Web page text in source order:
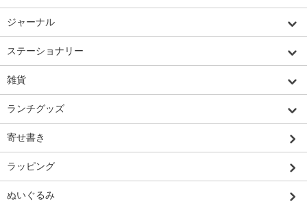
ジャーナル
ステーショナリー
雑貨
ランチグッズ
寄せ書き
ラッピング
ぬいぐるみ